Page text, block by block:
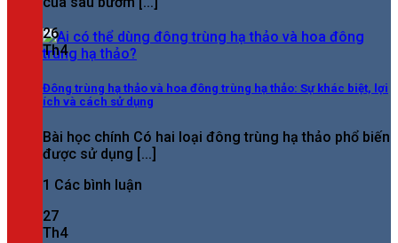
Đông trùng hạ thảo và hoa đông trùng hạ thảo: Sự khác biệt, lợi
ích và cách sử dụng
Bài học chính Có hai loại đông trùng hạ thảo phổ biến
được sử dụng [...]
1 Các bình luận
27
Th4
26
Th4